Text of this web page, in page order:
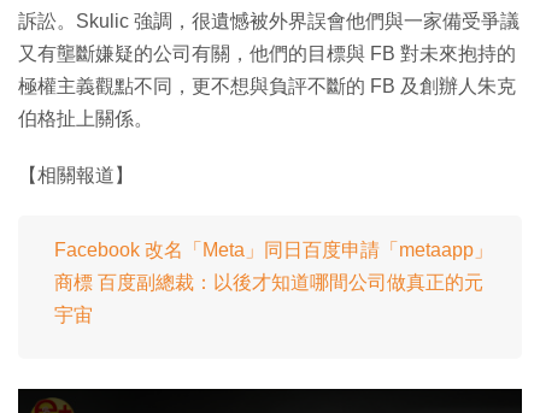
訴訟。Skulic 強調，很遺憾被外界誤會他們與一家備受爭議
又有壟斷嫌疑的公司有關，他們的目標與 FB 對未來抱持的
極權主義觀點不同，更不想與負評不斷的 FB 及創辦人朱克
伯格扯上關係。
【相關報道】
Facebook 改名「Meta」同日百度申請「metaapp」
商標 百度副總裁：以後才知道哪間公司做真正的元
宇宙